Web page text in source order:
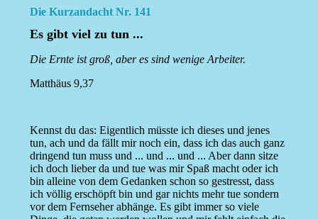
Die Kurzandacht Nr. 141
Es gibt viel zu tun ...
Die Ernte ist groß, aber es sind wenige Arbeiter.
Matthäus 9,37
Kennst du das: Eigentlich müsste ich dieses und jenes
tun, ach und da fällt mir noch ein, dass ich das auch ganz
dringend tun muss und ... und ... und ... Aber dann sitze
ich doch lieber da und tue was mir Spaß macht oder ich
bin alleine von dem Gedanken schon so gestresst, dass
ich völlig erschöpft bin und gar nichts mehr tue sondern
vor dem Fernseher abhänge. Es gibt immer so viele